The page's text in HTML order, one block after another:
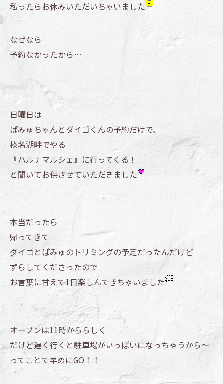
私ったらお休みいただいちゃいました
なぜなら
予約なかったから…
日曜日は
ぱみゅちゃんとダイゴくんの予約だけで、
榛名湖畔でやる
『ハルナマルシェ』に行ってくる！
と聞いてお供させていただきました
本当だったら
帰ってきて
ダイゴとぱみゅのトリミングの予定だったんだけど
ずらしてくださったので
お言葉に甘えて1日楽しんできちゃいました
オープンは11時かららしく
だけど遅く行くと駐車場がいっぱいになっちゃうから～
ってことで早めにGO！！